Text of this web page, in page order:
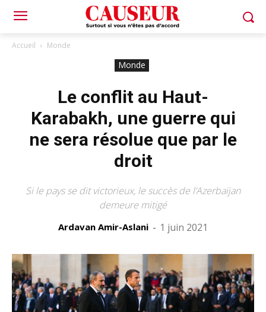
Accueil Monde
Monde
Le conflit au Haut-
Karabakh, une guerre qui
ne sera résolue que par le
droit
Si le pays se dit victorieux, le succès de l’Azerbaïjan
demeure mitigé
Ardavan Amir-Aslani - 1 juin 2021